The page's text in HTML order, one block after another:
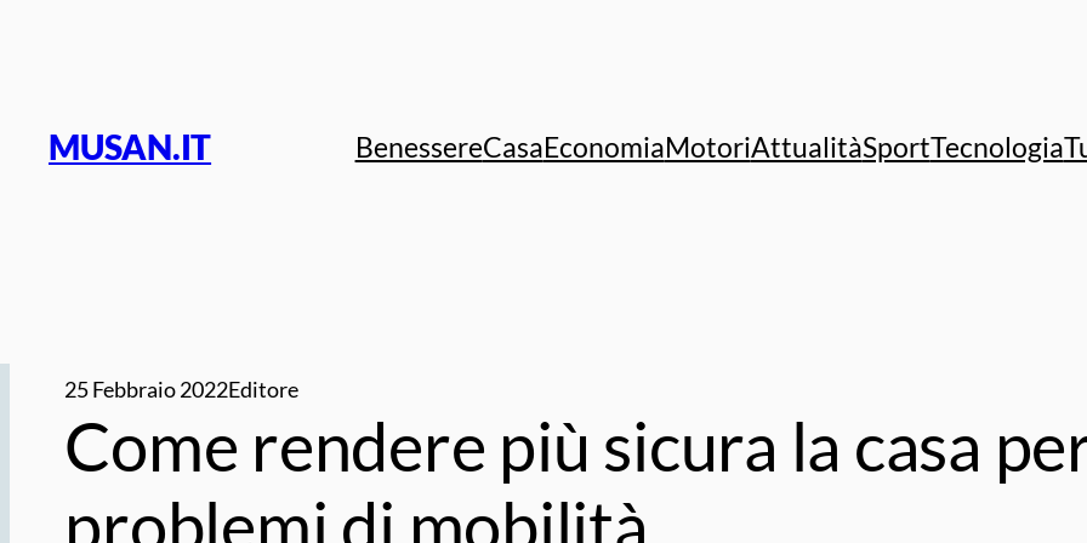
MUSAN.IT BenessereCasaEconomiaMotoriAttualitàSportTecnologia
25 Febbraio 2022Editore
Come rendere più sicura la casa
problemi di mobilità